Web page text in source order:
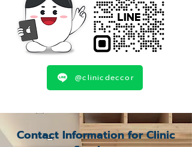
@clinicdeccor
Contact Information for Clinic